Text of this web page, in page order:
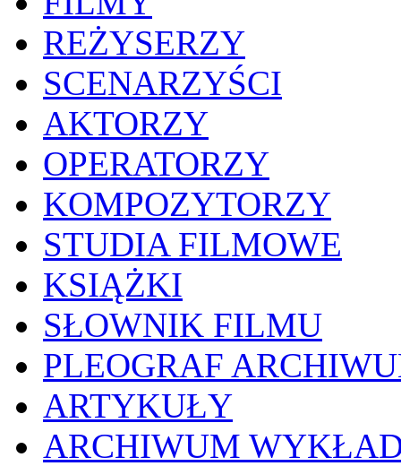
REŻYSERZY
SCENARZYŚCI
AKTORZY
OPERATORZY
KOMPOZYTORZY
STUDIA FILMOWE
KSIĄŻKI
SŁOWNIK FILMU
PLEOGRAF
ARTYKUŁY
ARCHIWUM